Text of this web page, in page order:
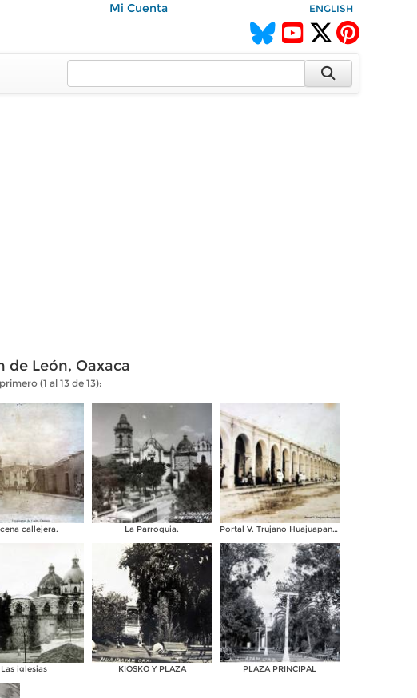
Mi Cuenta ENGLISH
de León, Oaxaca
(1 al 13 de 13):
callejera. La Parroquia. Portal V. Trujano Huajuapan de León, Oaxaca
Las iglesias KIOSKO Y PLAZA PLAZA PRINCIPAL